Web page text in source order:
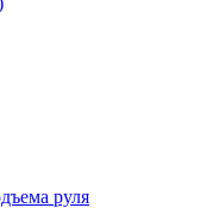
руля